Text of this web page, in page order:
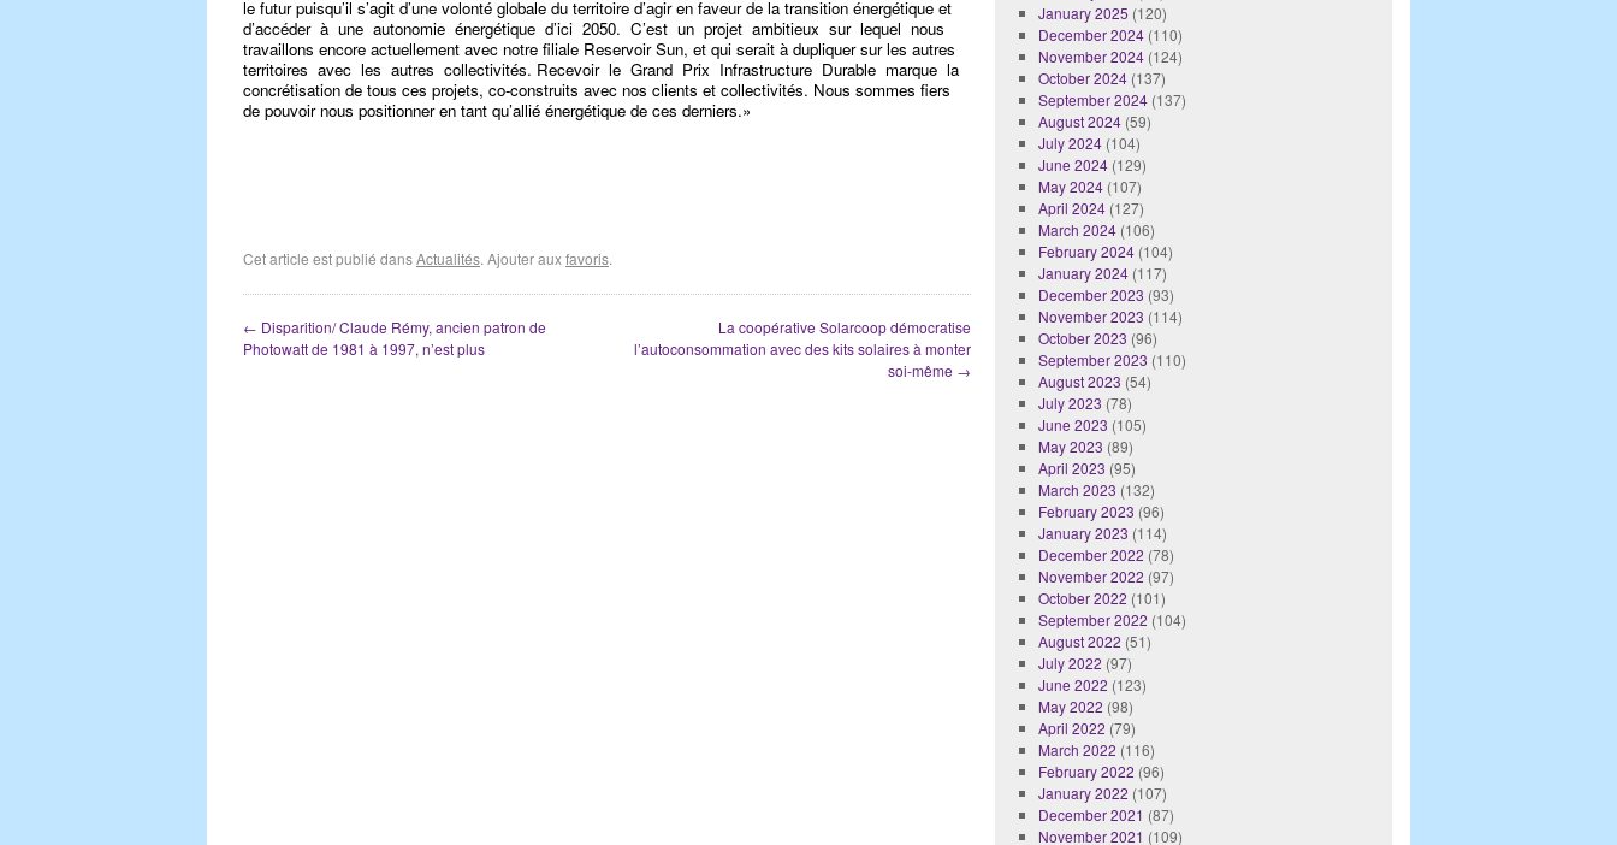
le futur puisqu’il s’agit d’une volonté globale du territoire d’agir en faveur de la transition énergétique et
d’accéder à une autonomie énergétique d’ici 2050. C’est un projet ambitieux sur lequel nous
travaillons encore actuellement avec notre filiale Reservoir Sun, et qui serait à dupliquer sur les autres
territoires avec les autres collectivités. Recevoir le Grand Prix Infrastructure Durable marque la
concrétisation de tous ces projets, co-construits avec nos clients et collectivités. Nous sommes fiers
de pouvoir nous positionner en tant qu’allié énergétique de ces derniers.»
Cet article est publié dansActualités. Ajouter auxfavoris.
← Disparition/ Claude Rémy, ancien patron de
Photowatt de 1981 à 1997, n’est plus
La coopérative Solarcoop démocratise
l’autoconsommation avec des kits solaires à monter
soi-même →
January 2025 (120)
December 2024(110)
November 2024(124)
October 2024(137)
September 2024(137)
August 2024(59)
July 2024(104)
June 2024(129)
May 2024(107)
April 2024(127)
March 2024(106)
February 2024(104)
January 2024(117)
December 2023 (93)
November 2023 (114)
October 2023 (96)
September 2023 (110)
August 2023 (54)
July 2023 (78)
June 2023 (105)
May 2023 (89)
April 2023 (95)
March 2023 (132)
February 2023 (96)
January 2023 (114)
December 2022 (78)
November 2022 (97)
October 2022 (101)
September 2022 (104)
August 2022 (51)
July 2022 (97)
June 2022 (123)
May 2022 (98)
April 2022 (79)
March 2022 (116)
February 2022 (96)
January 2022 (107)
December 2021 (87)
November 2021 (109)